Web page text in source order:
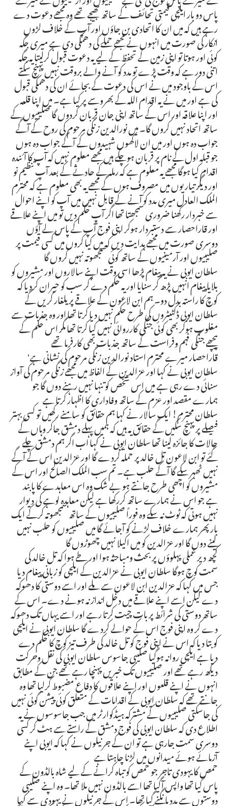
پاس دو بار ایلچی قیمتی تحائف کے ساتھ بھیجے تھے وہ مجھے دعوت دے
رہے ہیں کہ میں ان کا اتحادی بن جاؤں اور آپ کے خلاف لڑوں
انکار کی صورت میں انہوں نے مجھے حملے کی دھمکی دی ہے میری جگہ
کوئی اور ہوتا تو اپنی زمین کے تحفظ کے لیے یہ دعوت قبول کرلیتا یہ جگہ
اتنی دور ہے کہ وقت پڑے تو مدد کو آنے والے بروقت نہیں پہنچ سکتے
اس کے باوجود میں نے اس کی دعوت کے بجائے ان کی دھمکی قبول
کی ہے اور میں نے یہ اقدام اللہ کے بھروسے پر کیا ہے۔ میں اپنا قلعہ
اور اپنا علاقہ اور اس کے ساتھ اپنی جان قربان کردوں گا صلیبیوں کے
ساتھ اتحاد نہیں کروں گا۔ میں نورالدین زنگی مرحوم کی روح کے آگے
جواب دہ ہوں اور میں ان لاکھوں شہیدوں کے آگے جواب دہ ہوں
جو قبلہ اول کے نام پر قربان ہوچکے ہیں مجھے معلوم نہیں کہ آپ کا آئندہ
اقدام کیا ہوگا مجھے یہ معلوم ہے کہ رملہ کے حادثے کے بعد آپ تنظیم نو
اور دیگر تیاریوں میں مصروف ہوں گے مجھے یہ بھی معلوم ہے کہ محترم
الملک العادل میری مدد کو آنے کے قابل نہیں میں آپ کو اپنے احوال
سے خبردار رکھنا ضروری سمجھتا تھا اگر آپ حکم دیں تو میں اپنے علاقے
اور قاراحصار سے دستبردار ہوکر اپنی فوج آپ کے پاس لے آؤں
دوسری صورت میں مجھے ہدایت دیں کہ میں کیا کروں میں کسی قیمت پر
صلیبیوں اور آرمینیوں کے ساتھ کوئی سمجھوتہ نہیں کروں گا
سلطان ایوبی نے یہ پیغام پڑھا اسی وقت اپنے سالاروں اور مشیروں کو
بلایا پیغام انہیں پڑھ کر سنایا اور یہ حکم دے کر سب کو حیران کردیا کہ
کوچ کا راستہ بدل دو۔ ہم ابن لاعون کے علاقے پر یلغار کریں گے
سلطان ایوبی ڈکٹیٹروں کی طرح حکم نہیں دیا کرتا تھا اور وہ جذبات سے
مغلوب ہوکر بھی کوئی جنگی کارروائی نہیں کیا کرتا تھا مگر اس حکم کے
پیچھے جنگی فہم وفراست کے ساتھ جذبات بھی کارفرما تھے
قاراحصار میرے محترم استاد نورالدین زنگی مرحوم کی نشانی ہے'
سلطان ایوبی نے کہا اور عزالدین کے الفاظ میں مجھے زنگی مرحوم کی آواز
سنائی دے رہی ہے میں اس شخص کو تنہا نہیں رہنے دوں گا جو
ہمارے مقصد اور عزم کے ساتھ وفاداری کا اظہار کرتا ہے
سلطان محترم! ایک سالار نے کہا ہم حقائق کو سامنے رکھیں تو کسی بہتر
فیصلے پر پہنچ سکیں گے حقائق یہ ہیں کہ ہمیں پہلے دمشق جاکر وہاں کے
حالات کا جائزہ لینا تھا سلطان ایوبی نے کہا اب اگر ہم دمشق چلے
گئے تو ابن لاعون تل خالد پر حملہ کردے گا اور عزالدین اس کے آگے
نہیں ٹھہر سکے گا آگے حلب ہے۔ تم سب الملک الصالح اور اس کے
مشیروں کو اچھی طرح جانتے ہو بے شک وہ اس معاہدے کا پابند
ہے جو اس نے ہمارے ساتھ کررکھا ہے لیکن معاہدہ لوہے کی دیوار
نہیں ہوتی کہ ٹوٹ نہ سکے وہ فوراً صلیبیوں کے ساتھ سمجھوتہ کرکے ایک
بار پھر ہمارے خلاف لڑنے کو آجائے گا میں صلیبیوں کو حلب نہیں
لینے دوں گا اور عزالدین کو میں اکیلا نہیں چھوڑوں گا
کچھ دیر عملی پہلوؤں پر بحث ومباحثہ ہوا اور طے ہوا کہ تل خالد کی
سمت کوچ ہوگا سلطان ایوبی نے عزالدین کے ایلچی کو زبانی پیغام دیا
جس میں کہا کہ عزالدین ابن لاعون سے ملے اور اسے دوستی کا دھوکہ
دے لیکن اسے اپنے علاقے میں دخل انداز نہ ہونے دے۔ اس کے
ساتھ دوستی کی شرائط پر بات چیت کرتا رہے اور اسے یہاں تک دھوکہ
دے کر وہ اپنی فوج اس کے حوالے کردے گا سلطان ایوبی نے ایلچی
کو بتا دیا کہ اس نے اپنی فوج کو تل خالد کی طرف تیز کوچ کا حکم دے
دیا ہے ایلچی روانہ ہوگیا صلیبی جاسوس سلطان ایوبی کی نقل وحرکت
دیکھ رہے تھے اور صلیبیوں تک خبریں پہنچا رہے تھے جن کے مطابق
انہوں نے اپنے قلعوں اور اپنے علاقوں کا دفاع مضبوط کرلیا تھا وہ
جانتے تھے کہ سلطان ایوبی کے اقدامات کے متعلق کوئی پیشن گوئی نہیں
کی جاسکتی صلیبیوں کے مشترکہ ہیڈکوارٹر میں جب جاسوسوں نے یہ
اطلاع دی کہ سلطان ایوبی کی فوج دمشق کے راستے سے ہٹ کر کسی
دوسری سمت جارہی ہے تو ان کے جرنیلوں نے کہا کہ ایوبی اپنے
آزمائے ہوئے میدانوں میں لڑنا چاہتا ہے
حمص کا یہودی تاجر جو حمص کو تباہ کرانے کے لیے شاہ بالڈون کے
پاس گیا تھا واپس آگیا تھا اسے بالڈون نہیں ملا تھا۔ وہ اپنے صلیبی
دوستوں سے مدد مانگنے گیا تھا۔ اس کے جرنیلوں نے یہودی سے کہا